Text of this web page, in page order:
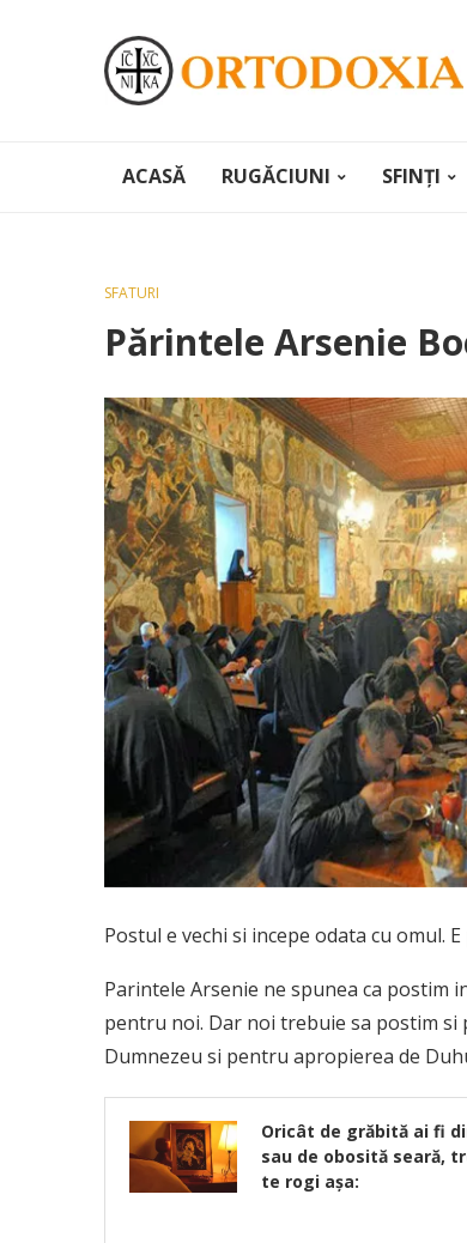
ACASĂ RUGĂCIUNI SFINȚI
SFATURI
Părintele Arsenie
Postul e vechi si incepe odata cu omul.
Parintele Arsenie ne spunea ca postim
pentru noi. Dar noi trebuie sa postim
Dumnezeu si pentru apropie­rea de
Oricât de grăbită ai fi
sau de obosită seară,
te rogi aşa: